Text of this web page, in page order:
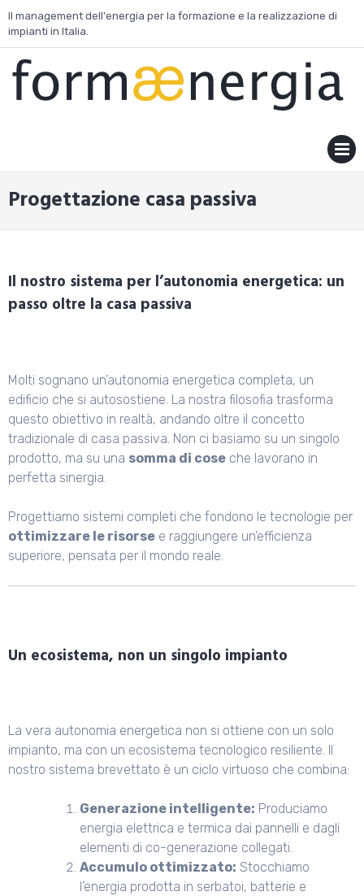
Skip
to
content
Il management dell'energia per la formazione e la realizzazione di
impianti in Italia.
Progettazione casa passiva
Il nostro sistema per l’autonomia energetica: un
passo oltre la casa passiva
Molti sognano un’autonomia energetica completa, un
edificio che si autosostiene. La nostra filosofia trasforma
questo obiettivo in realtà, andando oltre il concetto
tradizionale di casa passiva. Non ci basiamo su un singolo
prodotto, ma su una somma di cose che lavorano in
perfetta sinergia.
Progettiamo sistemi completi che fondono le tecnologie per
ottimizzare le risorse e raggiungere un’efficienza
superiore, pensata per il mondo reale.
Un ecosistema, non un singolo impianto
La vera autonomia energetica non si ottiene con un solo
impianto, ma con un ecosistema tecnologico resiliente. Il
nostro sistema brevettato è un ciclo virtuoso che combina:
Generazione intelligente: Produciamo
energia elettrica e termica dai pannelli e dagli
elementi di co-generazione collegati.
Accumulo ottimizzato: Stocchiamo
l’energia prodotta in serbatoi, batterie e